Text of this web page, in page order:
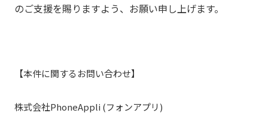
のご支援を賜りますよう、お願い申し上げます。
【本件に関するお問い合わせ】
株式会社PhoneAppli (フォンアプリ)